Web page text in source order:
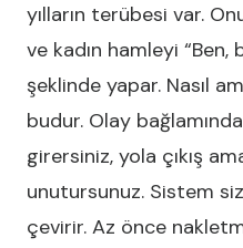
yılların terübesi var.
ve kadın hamleyi
şeklinde yapar. Nasıl
budur. Olay
girersiniz, yola çıkış
unutursunuz. Sistem
çevirir. Az önce